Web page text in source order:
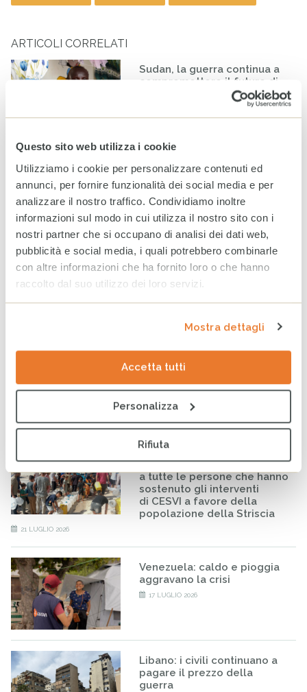
Questo sito web utilizza i cookie
Utilizziamo i cookie per personalizzare contenuti ed
annunci, per fornire funzionalità dei social media e per
analizzare il nostro traffico. Condividiamo inoltre
informazioni sul modo in cui utilizza il nostro sito con i
nostri partner che si occupano di analisi dei dati web,
pubblicità e social media, i quali potrebbero combinarle
con altre informazioni che ha fornito loro o che hanno
raccolto dal suo utilizzo dei loro servizi.
Mostra dettagli
Accetta tutti
Personalizza
Rifiuta
ARTICOLI CORRELATI
Sudan, la guerra continua a
compromettere il futuro di
Venezuela: CESVI e
Fondazione Prosolidar
insieme per sostenere la
popolazione colpita
dall’emergenza
Venezuela, un mese dopo:
l’emergenza non si ferma
quando la terra smette di
tremare
dell’ingiustizia climatica
22 LUGLIO 2026
Acqua pulita a Gaza: grazie
al PD Adda Martesana e
a tutte le persone che hanno
sostenuto gli interventi
di CESVI a favore della
popolazione della Striscia
21 LUGLIO 2026
Venezuela: caldo e pioggia
aggravano la crisi
17 LUGLIO 2026
Libano: i civili continuano a
pagare il prezzo della
guerra